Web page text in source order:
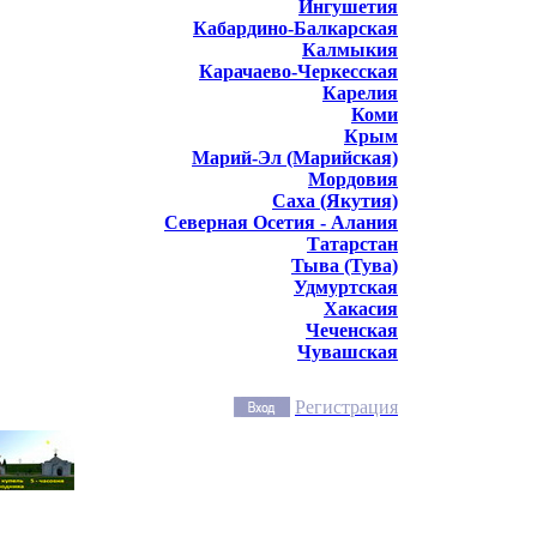
Ингушетия
Кабардино-Балкарская
Калмыкия
Карачаево-Черкесская
Карелия
Коми
Крым
Марий-Эл (Марийская)
Мордовия
Саха (Якутия)
Северная Осетия - Алания
Татарстан
Тыва (Тува)
Удмуртская
Хакасия
Чеченская
Чувашская
Регистрация